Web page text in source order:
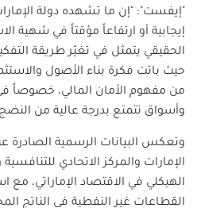
"إيفست": "إن ما تشهده دولة
إيجابية أو ارتفاعاً مؤقتاً في شهية
الحقيقي يتمثل في تغيّر طريقة
حيث باتت فكرة بناء الأصول
من مفهوم الأمان المالي، خصوصاً
وأسواق تتمتع بدرجة عالية من النضج
وتعكس البيانات الرسمية الصادرة
الإمارات والمركز الاتحادي
الهيكلي في الاقتصاد الإماراتي، مع
القطاعات غير النفطية في الناتج